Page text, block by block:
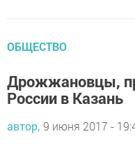
ОБЩЕСТВО
Дрожжановцы,
России в Казань
автор, 9 июня 2017 -